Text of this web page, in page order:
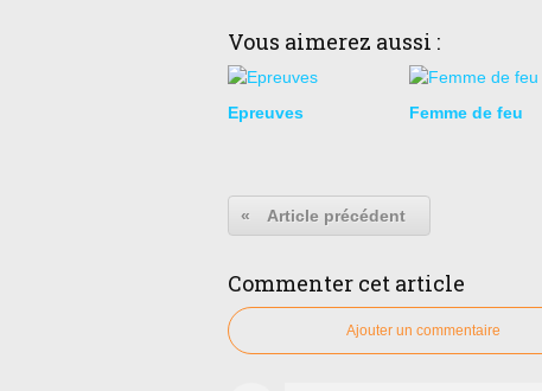
Vous aimerez aussi :
Epreuves Femme de feu
« Article précédent
Commenter cet article
Ajouter un commentaire